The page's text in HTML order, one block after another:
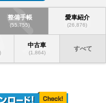
整備手帳
(55,755)
愛車紹介
(26,876)
中古車
(1,864)
すべて